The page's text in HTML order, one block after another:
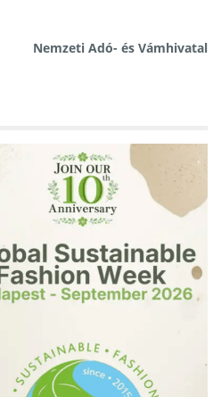
Nemzeti Adó- és Vámhivatal